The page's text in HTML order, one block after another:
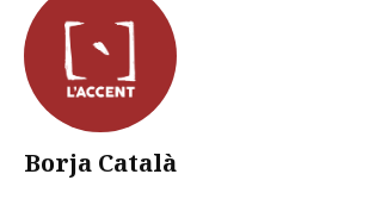
Borja Català